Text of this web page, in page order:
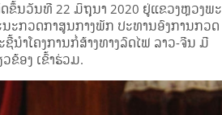
ຂຶ້ນວັນທີ 22 ມິຖຸນາ 2020 ຢູ່ແຂວງຫຼວງພະ
ະ​ກວດກາ​ສູນ​ກາງ​ພັກ ປະທານ​ອົງການ​ກວດ
າໂຄງການກໍ່ສ້າງທາງລົດໄຟ ລາວ-ຈີນ​ ມີ
ຂ້ອງ ເຂົ້າຮ່ວມ.